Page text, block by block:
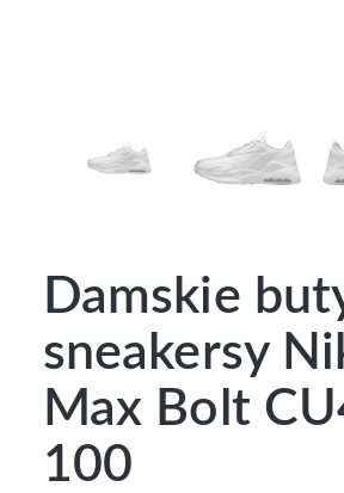
Damskie
sneakersy
Max Bolt
100